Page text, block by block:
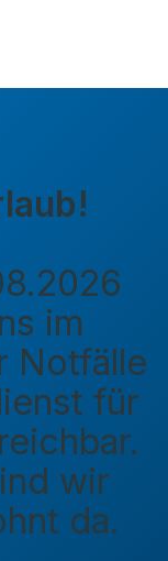
im
Notfälle
für
wir
da.